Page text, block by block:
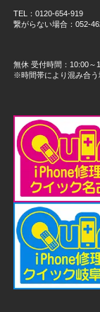
TEL：0120-654-919
繋がらない場合：052-
無休 受付時間：10:00～
※時間帯により混み合う